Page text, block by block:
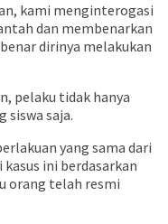
kami menginterogasi
dan membenarkan
dirinya melakukan
pelaku tidak hanya
siswa saja.
yang sama dari
ini berdasarkan
orang telah resmi